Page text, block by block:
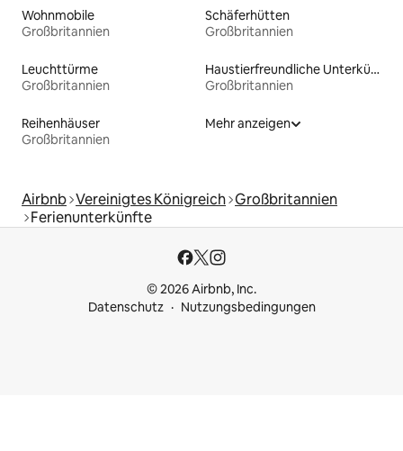
Wohnmobile
Großbritannien
Schäferhütten
Großbritannien
Leuchttürme
Großbritannien
Haustierfreundliche Unterkünfte
Großbritannien
Reihenhäuser
Großbritannien
Mehr anzeigen
Airbnb Vereinigtes Königreich Großbritannien
Ferienunterkünfte
© 2026 Airbnb, Inc.
Datenschutz
Nutzungsbedingungen